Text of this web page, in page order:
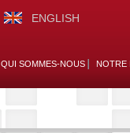
ENGLISH
QUI SOMMES-NOUS NOTRE